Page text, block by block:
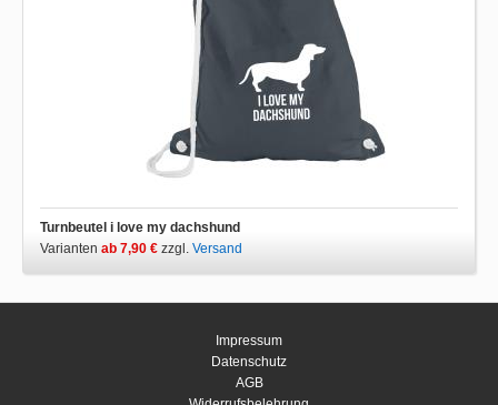
Turnbeutel i love my dachshund
Varianten ab 7,90 € zzgl. Versand
Impressum
Datenschutz
AGB